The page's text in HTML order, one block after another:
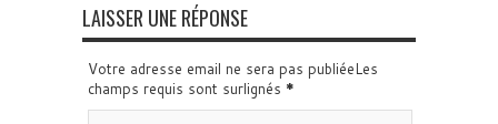
LAISSER UNE RÉPONSE
Votre adresse email ne sera pas publiéeLes
champs requis sont surlignés *